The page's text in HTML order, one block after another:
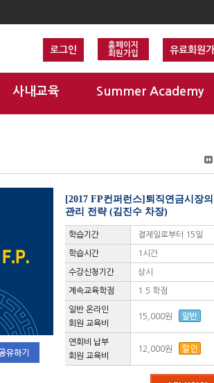
로그인
홈페이지
회원가입
유료회원
사내교육 Summer Academy
[2017 FP컨퍼런스]퇴직연금시장
관리 전략 (김진수 차장)
학습기간 결제일로부터 15일
학습시간 1시간
수강신청기간 상시
계속교육학점 1.5 학점
일반 온라인
회원 교육비
15,000원
연회비 납부
회원 교육비
12,000원